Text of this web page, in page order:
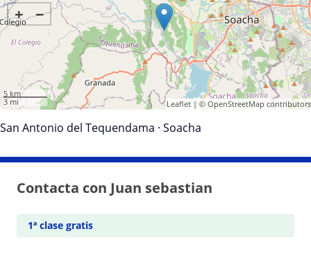
+ −
5 km
3 mi
Leaflet| © OpenStreetMap contributors
San Antonio del Tequendama · Soacha
Contacta con Juan sebastian
1ª clase gratis